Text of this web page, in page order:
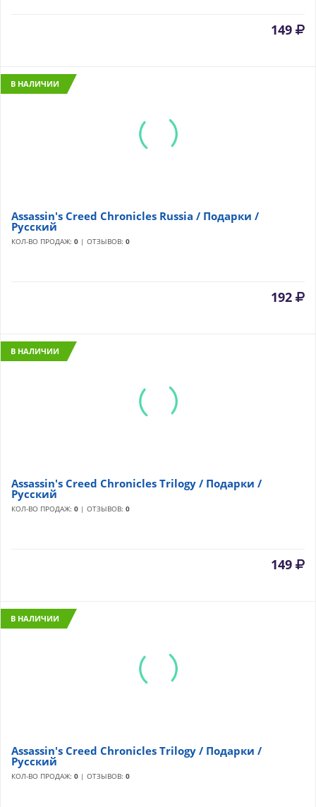
149
В НАЛИЧИИ
Assassin's Creed Chronicles Russia / Подарки /
Русский
КОЛ-ВО ПРОДАЖ: 0 | ОТЗЫВОВ: 0
192
В НАЛИЧИИ
Assassin's Creed Chronicles Trilogy / Подарки /
Русский
КОЛ-ВО ПРОДАЖ: 0 | ОТЗЫВОВ: 0
149
В НАЛИЧИИ
Assassin's Creed Chronicles Trilogy / Подарки /
Русский
КОЛ-ВО ПРОДАЖ: 0 | ОТЗЫВОВ: 0